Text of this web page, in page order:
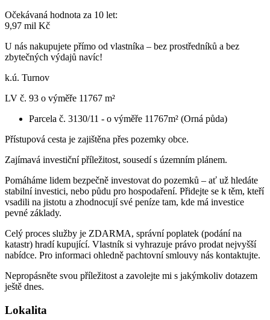
Očekávaná hodnota za 10 let:
9,97 mil Kč
U nás nakupujete přímo od vlastníka – bez prostředníků a bez
zbytečných výdajů navíc!
k.ú. Turnov
LV č. 93 o výměře 11767 m²
Parcela č. 3130/11 - o výměře 11767m² (Orná půda)
Přístupová cesta je zajištěna přes pozemky obce.
Zajímavá investiční příležitost, sousedí s územním plánem.
Pomáháme lidem bezpečně investovat do pozemků – ať už hledáte
stabilní investici, nebo půdu pro hospodaření. Přidejte se k těm, kteří
vsadili na jistotu a zhodnocují své peníze tam, kde má investice
pevné základy.
Celý proces služby je ZDARMA, správní poplatek (podání na
katastr) hradí kupující. Vlastník si vyhrazuje právo prodat nejvyšší
nabídce. Pro informaci ohledně pachtovní smlouvy nás kontaktujte.
Nepropásněte svou příležitost a zavolejte mi s jakýmkoliv dotazem
ještě dnes.
Lokalita